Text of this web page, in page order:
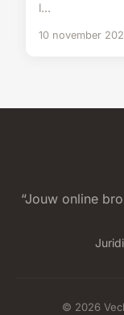
l...
10 november
“Jouw online
© 2026